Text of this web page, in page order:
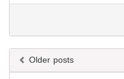
Older posts